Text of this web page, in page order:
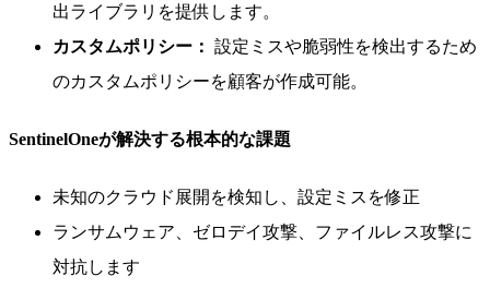
出ライブラリを提供します。
カスタムポリシー： 設定ミスや脆弱性を検出するため
のカスタムポリシーを顧客が作成可能。
SentinelOneが解決する根本的な課題
未知のクラウド展開を検知し、設定ミスを修正
ランサムウェア、ゼロデイ攻撃、ファイルレス攻撃に
対抗します